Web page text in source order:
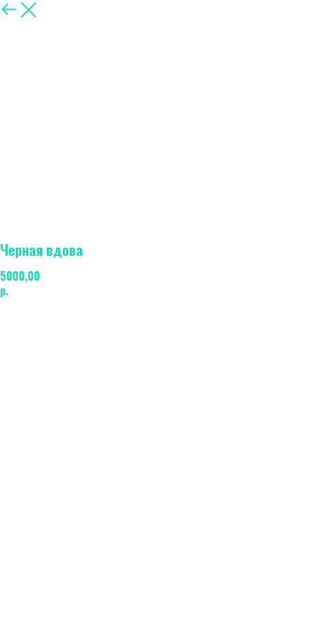
Другие
Черная вдова
5000,00
р.